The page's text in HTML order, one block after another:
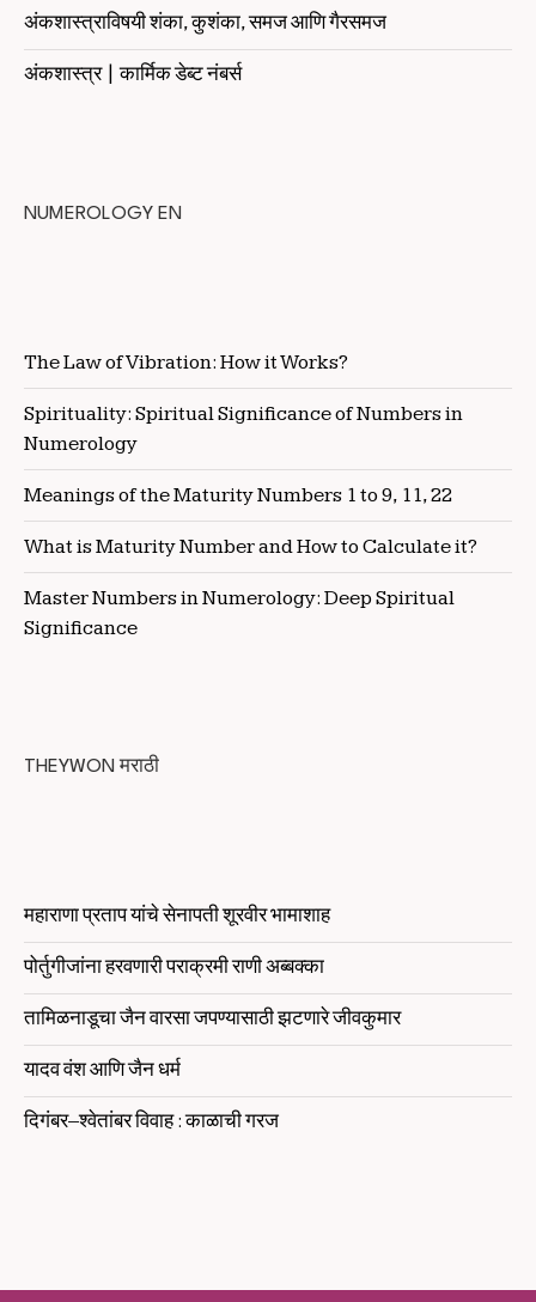
अंकशास्त्राविषयी शंका, कुशंका, समज आणि गैरसमज
अंकशास्त्र | कार्मिक डेब्ट नंबर्स
NUMEROLOGY EN
The Law of Vibration: How it Works?
Spirituality: Spiritual Significance of Numbers in
Numerology
Meanings of the Maturity Numbers 1 to 9, 11, 22
What is Maturity Number and How to Calculate it?
Master Numbers in Numerology: Deep Spiritual
Significance
THEYWON मराठी
महाराणा प्रताप यांचे सेनापती शूरवीर भामाशाह
पोर्तुगीजांना हरवणारी पराक्रमी राणी अब्बक्का
तामिळनाडूचा जैन वारसा जपण्यासाठी झटणारे जीवकुमार
यादव वंश आणि जैन धर्म
दिगंबर–श्वेतांबर विवाह : काळाची गरज